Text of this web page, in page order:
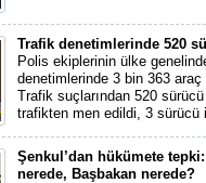
Trafik denetimlerinde 520
Polis ekiplerinin ülke
denetimlerinde 3 bin 363
Trafik suçlarından 520
trafikten men edildi, 3 sürücü
Şenkul’dan hükümete
nerede, Başbakan nerede?